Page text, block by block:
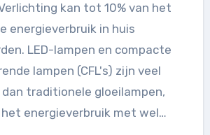
energieverbruik in huis
LED-lampen en compacte
lampen (CFL's) zijn veel
traditionele gloeilampen,
het energieverbruik met wel…